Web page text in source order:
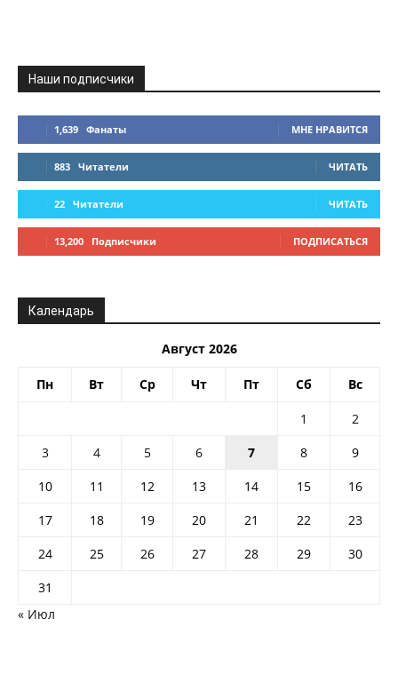
Наши подписчики
1,639 Фанаты МНЕ НРАВИТСЯ
883 Читатели ЧИТАТЬ
22 Читатели ЧИТАТЬ
13,200 Подписчики ПОДПИСАТЬСЯ
Календарь
Август 2026
Пн Вт Ср Чт Пт Сб Вс
1
2
3
4 5 6 7 8
9
10
11 12 13 14 15
16
17
18 19 20 21 22
23
24
25 26 27 28 29
30
31
« Июл